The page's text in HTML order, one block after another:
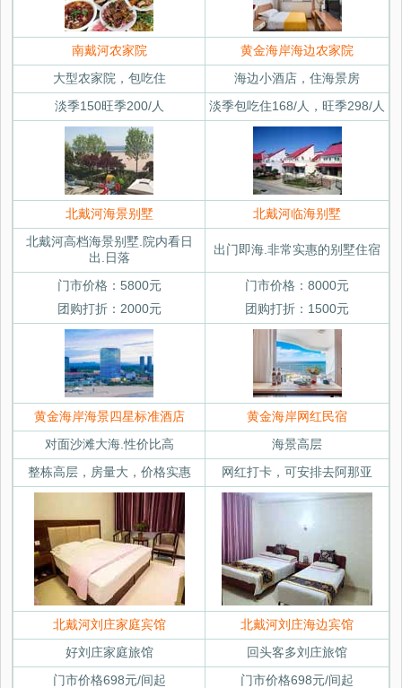
南戴河农家院
黄金海岸海边农家院
大型农家院，包吃住
海边小酒店，住海景房
淡季150旺季200/人
淡季包吃住168/人，旺季298/人
北戴河海景别墅
北戴河临海别墅
北戴河高档海景别墅.院内看日
出.日落
出门即海.非常实惠的别墅住宿
门市价格：5800元
团购打折：2000元
门市价格：8000元
团购打折：1500元
黄金海岸海景四星标准酒店
黄金海岸网红民宿
对面沙滩大海.性价比高
海景高层
整栋高层，房量大，价格实惠
网红打卡，可安排去阿那亚
北戴河刘庄家庭宾馆
北戴河刘庄海边宾馆
好刘庄家庭旅馆
回头客多刘庄旅馆
门市价格698元/间起
门市价格698元/间起